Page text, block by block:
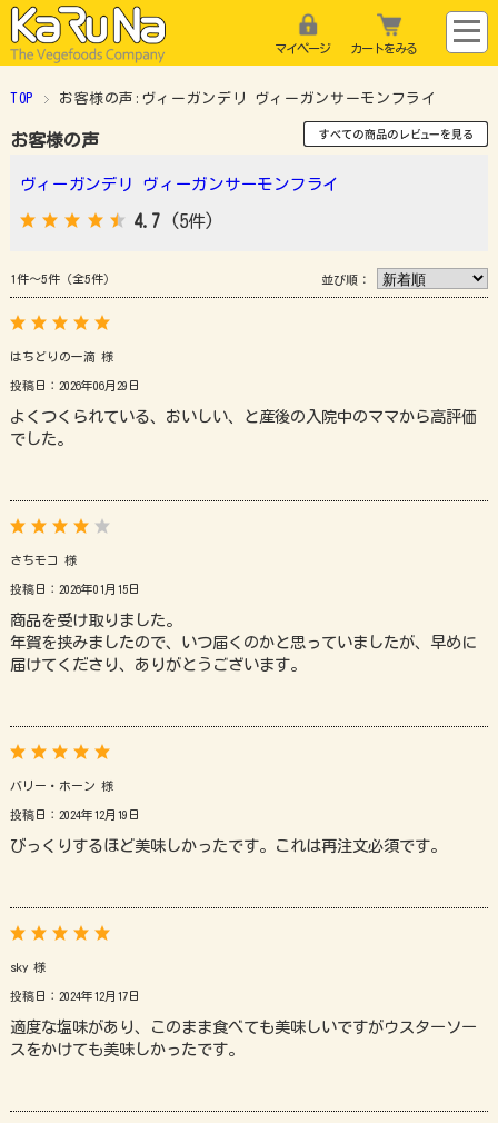
マイページ カートをみる
TOP お客様の声:ヴィーガンデリ ヴィーガンサーモンフライ
お客様の声
ヴィーガンデリ ヴィーガンサーモンフライ
4.7 (5件)
1件～5件（全5件） 並び順：
はちどりの一滴 様
投稿日：2026年06月29日
よくつくられている、おいしい、と産後の入院中のママから高評価
でした。
さちモコ 様
投稿日：2026年01月15日
商品を受け取りました。
年賀を挟みましたので、いつ届くのかと思っていましたが、早めに
届けてくださり、ありがとうございます。
バリー・ホーン 様
投稿日：2024年12月19日
びっくりするほど美味しかったです。これは再注文必須です。
sky 様
投稿日：2024年12月17日
適度な塩味があり、このまま食べても美味しいですがウスターソー
スをかけても美味しかったです。